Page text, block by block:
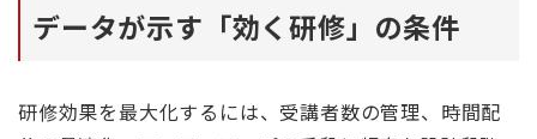
データが示す「効く研修」の条件
研修効果を最大化するには、受講者数の管理、時間配